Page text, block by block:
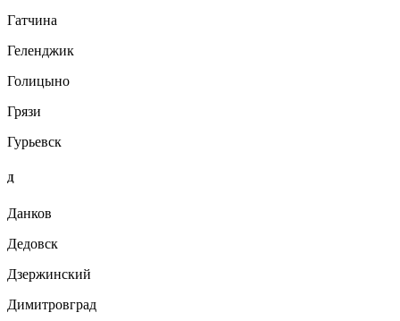
Гатчина
Геленджик
Голицыно
Грязи
Гурьевск
Д
Данков
Дедовск
Дзержинский
Димитровград